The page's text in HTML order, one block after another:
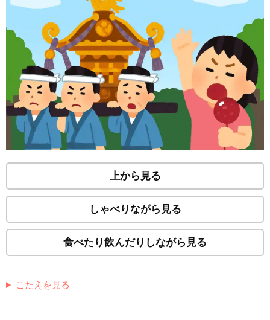
上から見る
しゃべりながら見る
食べたり飲んだりしながら見る
こたえを見る